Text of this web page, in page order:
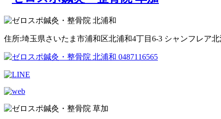
住所:埼玉県さいたま市浦和区北浦和4丁目6-3 シャンフレア北